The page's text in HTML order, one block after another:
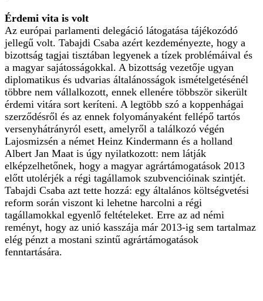
Érdemi vita is volt
Az európai parlamenti delegáció látogatása tájékozódó
jellegű volt. Tabajdi Csaba azért kezdeményezte, hogy a
bizottság tagjai tisztában legyenek a tízek problémáival és
a magyar sajátosságokkal. A bizottság vezetője ugyan
diplomatikus és udvarias általánosságok ismételgetésénél
többre nem vállalkozott, ennek ellenére többször sikerült
érdemi vitára sort keríteni. A legtöbb szó a koppenhágai
szerződésről és az ennek folyományaként fellépő tartós
versenyhátrányról esett, amelyről a találkozó végén
Lajosmizsén a német Heinz Kindermann és a holland
Albert Jan Maat is úgy nyilatkozott: nem látják
elképzelhetőnek, hogy a magyar agrártámogatások 2013
előtt utolérjék a régi tagállamok szubvencióinak szintjét.
Tabajdi Csaba azt tette hozzá: egy általános költségvetési
reform során viszont ki lehetne harcolni a régi
tagállamokkal egyenlő feltételeket. Erre az ad némi
reményt, hogy az unió kasszája már 2013-ig sem tartalmaz
elég pénzt a mostani szintű agrártámogatások
fenntartására.